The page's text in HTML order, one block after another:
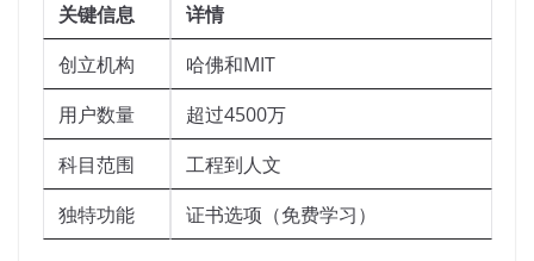
关键信息
详情
创立机构
哈佛和MIT
用户数量
超过4500万
科目范围
工程到人文
独特功能
证书选项（免费学习）